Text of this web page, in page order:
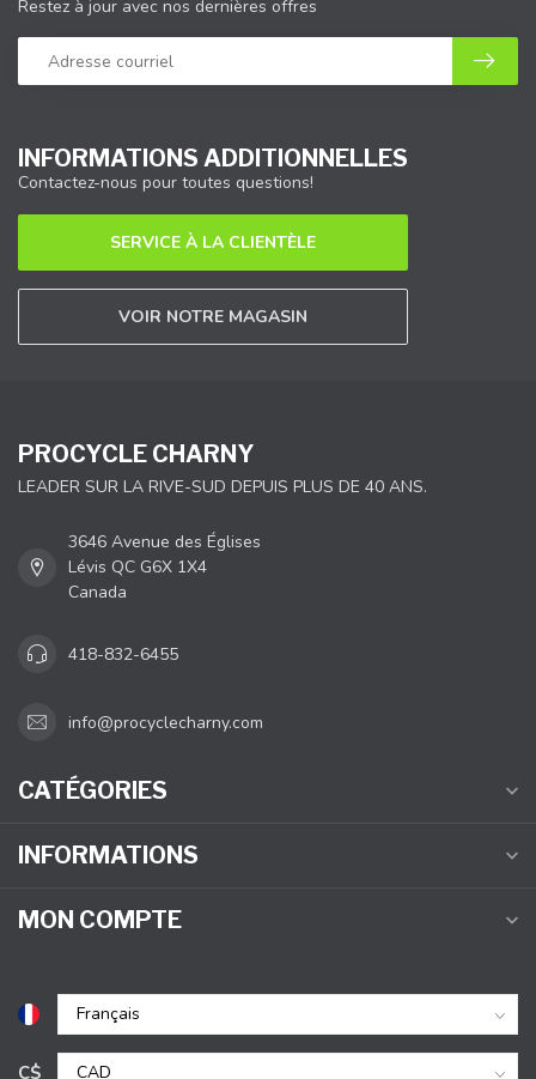
INFORMATIONS ADDITIONNELLES
Contactez-nous pour toutes questions!
SERVICE À LA CLIENTÈLE
VOIR NOTRE MAGASIN
Restez à jour avec nos dernières offres
PROCYCLE CHARNY
LEADER SUR LA RIVE-SUD DEPUIS PLUS DE 40 ANS.
3646 Avenue des Églises
Lévis QC G6X 1X4
Canada
418-832-6455
info@procyclecharny.com
CATÉGORIES
INFORMATIONS
MON COMPTE
C$